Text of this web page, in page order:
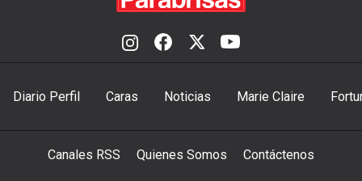
Diario Perfil Caras Noticias Marie Claire
Canales RSS Quienes Somos Contáctenos